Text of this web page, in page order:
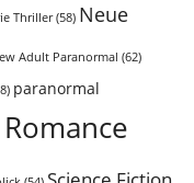
Thriller(58) Neue
Adult Paranormal (62)
paranormal